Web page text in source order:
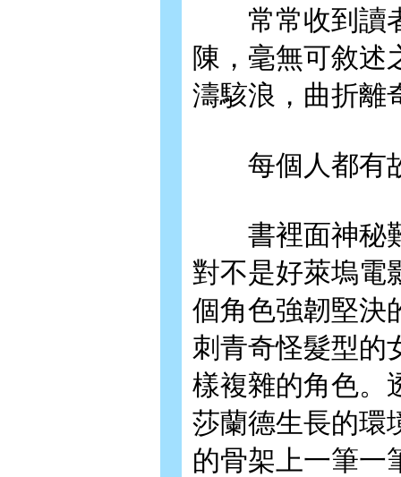
常常收到讀者
陳，毫無可敘述
濤駭浪，曲折離
每個人都有故
書裡面神秘難
對不是好萊塢電
個角色強韌堅決
刺青奇怪髮型的
樣複雜的角色。
莎蘭德生長的環
的骨架上一筆一